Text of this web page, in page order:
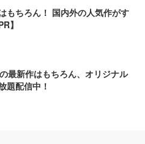
もちろん！ 国内外の人気作がす
】
最新作はもちろん、オリジナル
題配信中！